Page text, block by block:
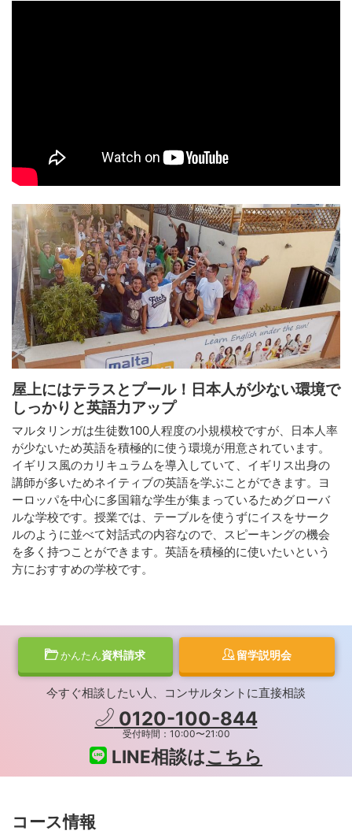
屋上にはテラスとプール！日本人が少ない環境で
しっかりと英語力アップ
マルタリンガは生徒数100人程度の小規模校ですが、日本人率
が少ないため英語を積極的に使う環境が用意されています。
イギリス風のカリキュラムを導入していて、イギリス出身の
講師が多いためネイティブの英語を学ぶことができます。ヨ
ーロッパを中心に多国籍な学生が集まっているためグローバ
ルな学校です。授業では、テーブルを使うずにイスをサーク
ルのように並べて対話式の内容なので、スピーキングの機会
を多く持つことができます。英語を積極的に使いたいという
方におすすめの学校です。
かんたん資料請求 留学説明会
今すぐ相談したい人、コンサルタントに直接相談
0120-100-844
受付時間：10:00〜21:00
LINE相談はこちら
コース情報